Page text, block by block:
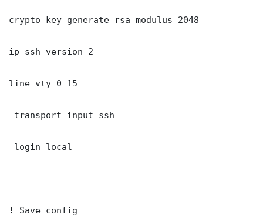
crypto key generate rsa modulus 2048
ip ssh version 2
line vty 0 15
transport input ssh
login local
! Save config